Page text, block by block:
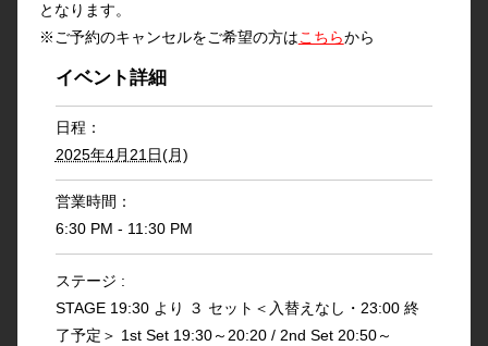
となります。
※ご予約のキャンセルをご希望の方はこちらから
イベント詳細
日程：
2025年4月21日(月)
営業時間：
6:30 PM - 11:30 PM
ステージ :
STAGE 19:30 より ３ セット＜入替えなし・23:00 終
了予定＞ 1st Set 19:30～20:20 / 2nd Set 20:50～